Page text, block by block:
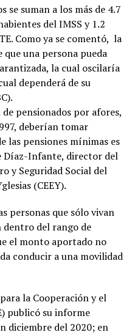
se suman a los más de 4.7
del IMSS y 1.2
Como ya se comentó, la
una persona pueda
la cual oscilaría
dependerá de su
pensionados por afores,
deberían tomar
las pensiones mínimas es
Díaz-Infante, director del
y Seguridad Social del
(CEEY).
personas que sólo vivan
dentro del rango de
el monto aportado no
conducir a una movilidad
la Cooperación y el
publicó su informe
diciembre del 2020; en